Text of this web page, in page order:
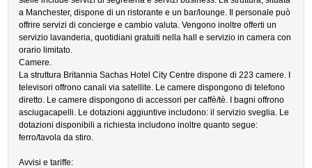
a Manchester, dispone di un ristorante e un bar/lounge. Il personale può
offrire servizi di concierge e cambio valuta. Vengono inoltre offerti un
servizio lavanderia, quotidiani gratuiti nella hall e servizio in camera con
orario limitato.
Camere.
La struttura Britannia Sachas Hotel City Centre dispone di 223 camere. I
televisori offrono canali via satellite. Le camere dispongono di telefono
diretto. Le camere dispongono di accessori per caffè/tè. I bagni offrono
asciugacapelli. Le dotazioni aggiuntive includono: il servizio sveglia. Le
dotazioni disponibili a richiesta includono inoltre quanto segue:
ferro/tavola da stiro.
Avvisi e tariffe: